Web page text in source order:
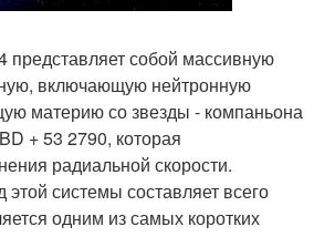
представляет собой массивную
включающую нейтронную
материю со звезды - компаньона
+ 53 2790, которая
радиальной скорости.
системы составляет всего
одним из самых коротких